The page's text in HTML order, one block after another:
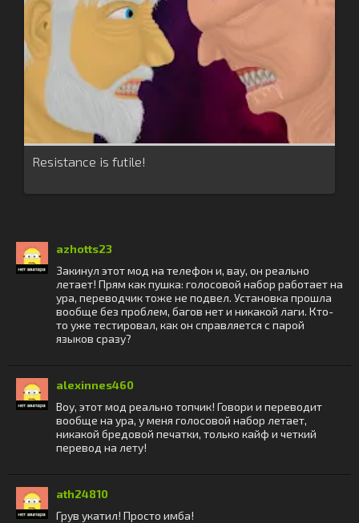
Resistance is futile!
azhotts23
Закинул этот мод на телефон и, вау, он реально
летает! Прям как пушка: голосовой набор работает на
ура, переводчик тоже не подвел. Установка прошла
вообще без проблем, багов нет и никакой лаги. Кто-
то уже тестировал, как он справляется с парой
языков сразу?
alexinnes460
Воу, этот мод реально топчик! Говори и переводит
вообще на ура, у меня голосовой набор летает,
никакой бредовой печатки, только кайф и четкий
перевод на лету!
ath24810
Грув укатил! Просто имба!